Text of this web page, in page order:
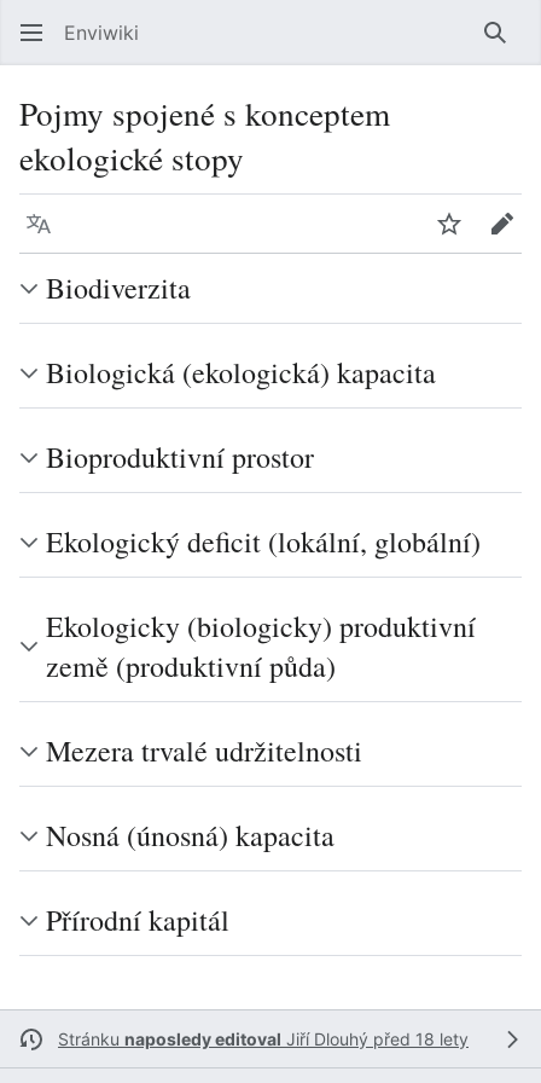
Enviwiki
Pojmy spojené s konceptem
ekologické stopy
Jazyk Sledovat
Biodiverzita
Biologická (ekologická) kapacita
Bioproduktivní prostor
Ekologický deficit (lokální, globální)
Ekologicky (biologicky) produktivní
země (produktivní půda)
Mezera trvalé udržitelnosti
Nosná (únosná) kapacita
Přírodní kapitál
Stránku naposledy editoval Jiří Dlouhý před 18 lety